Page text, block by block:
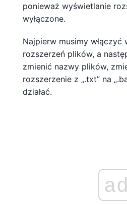
ponieważ wyświetlanie
wyłączone.
Najpierw musimy włączyć
rozszerzeń plików, a
zmienić nazwy plików,
rozszerzenie z „.txt” na
działać.
ad